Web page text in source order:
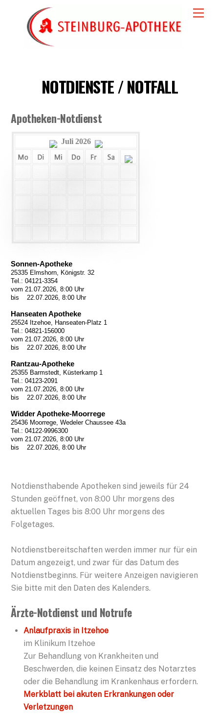
content
NOTDIENSTE / NOTFALL
Apotheken-Notdienst
Juli 2026
Sonnen-Apotheke
25335 Elmshorn, Königstr. 32
Tel.: 04121-3354
vom 21.07.2026, 8:00 Uhr
bis 22.07.2026, 8:00 Uhr
Hanseaten Apotheke
25524 Itzehoe, Hanseaten-Platz 1
Tel.: 04821-156000
vom 21.07.2026, 8:00 Uhr
bis 22.07.2026, 8:00 Uhr
Rantzau-Apotheke
25355 Barmstedt, Küsterkamp 1
Tel.: 04123-2091
vom 21.07.2026, 8:00 Uhr
bis 22.07.2026, 8:00 Uhr
Widder Apotheke-Moorrege
25436 Moorrege, Wedeler Chaussee 43a
Tel.: 04122-9996300
vom 21.07.2026, 8:00 Uhr
bis 22.07.2026, 8:00 Uhr
Notdiensthabende Apotheken sind jeweils für 24
Stunden geöffnet, von 8:00 Uhr morgens des
aktuellen Tages bis 8:00 Uhr morgens des
Folgetages.
Notdienstbereitschaften werden immer nur für ein
Datum angezeigt, und zwar für das Datum des
Notdienstbeginns. Für weitere Anzeigen navigieren
Sie bitte mit den Daten des Kalenders.
Ärzte-Notdienst und Notrufe
Anlaufpraxis in Itzehoe
im Klinikum Itzehoe
Zur Behandlung von Krankheiten und
Beschwerden, die keinen Einsatz des Notarztes
oder die Behandlung im Krankenhaus erfordern.
Merkblatt bei akuten Erkrankungen oder
Verletzungen